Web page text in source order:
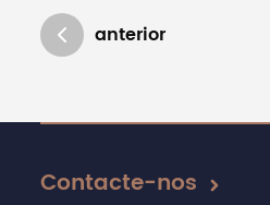
anterior
Atualizado em 25/06/2020
Contacte-nos